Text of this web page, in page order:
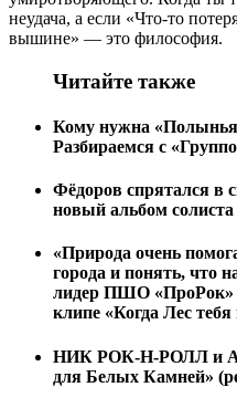
неудача, а если «Что-то
вышине» — это философия.
Читайте также
Кому нужна
Разбираемся с
Фёдоров спрятался в
новый альбом
«Природа очень
города и понять, что
лидер ПШО «ПроРок»
клипе «Когда Лес тебя
НИК РОК-Н-РОЛЛ и
для Белых Камней»